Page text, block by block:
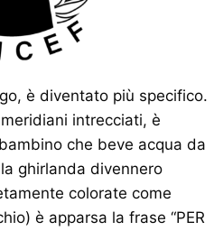
è diventato più specifico.
intrecciati, è
che beve acqua da
ghirlanda divennero
colorate come
è apparsa la frase “PER